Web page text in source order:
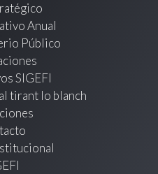
Anual
Público
SIGEFI
tirant lo blanch